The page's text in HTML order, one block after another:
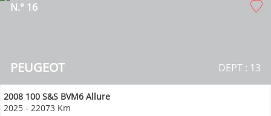
PEUGEOT
N.° 16
DEPT : 13
2008 100 S&S BVM6 Allure
2025 - 22073 Km